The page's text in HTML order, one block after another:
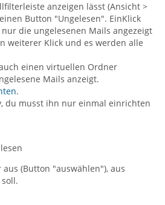
anzeigen lässt (Ansicht >
Button "Ungelesen". EinKlick
die ungelesenen Mails angezeigt
weiterer Klick und es werden alle
einen virtuellen Ordner
Mails anzeigt.
.
du musst ihn nur einmal einrichten
(Button "auswählen"), aus